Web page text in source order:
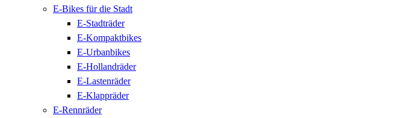
E-Bikes für die Stadt
E-Stadträder
E-Kompaktbikes
E-Urbanbikes
E-Hollandräder
E-Lastenräder
E-Klappräder
E-Rennräder